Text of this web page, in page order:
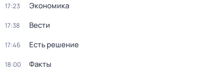
17:23 Экономика
17:38 Вести
17:46 Есть решение
18:00 Факты